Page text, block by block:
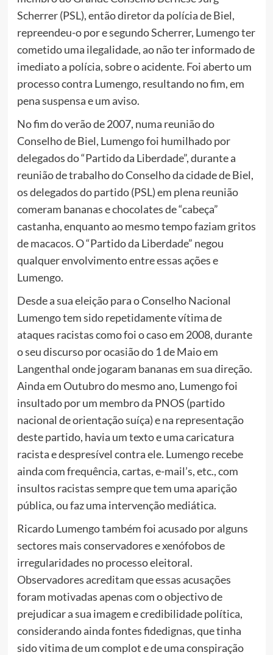
Scherrer (PSL), então diretor da polícia de Biel,
repreendeu-o por e segundo Scherrer, Lumengo ter
cometido uma ilegalidade, ao não ter informado de
imediato a polícia, sobre o acidente. Foi aberto um
processo contra Lumengo, resultando no fim, em
pena suspensa e um aviso.
No fim do verão de 2007, numa reunião do
Conselho de Biel, Lumengo foi humilhado por
delegados do “Partido da Liberdade”, durante a
reunião de trabalho do Conselho da cidade de Biel,
os delegados do partido (PSL) em plena reunião
comeram bananas e chocolates de “cabeça”
castanha, enquanto ao mesmo tempo faziam gritos
de macacos. O “Partido da Liberdade” negou
qualquer envolvimento entre essas ações e
Lumengo.
Desde a sua eleição para o Conselho Nacional
Lumengo tem sido repetidamente vítima de
ataques racistas como foi o caso em 2008, durante
o seu discurso por ocasião do 1 de Maio em
Langenthal onde jogaram bananas em sua direção.
Ainda em Outubro do mesmo ano, Lumengo foi
insultado por um membro da PNOS (partido
nacional de orientação suíça) e na representação
deste partido, havia um texto e uma caricatura
racista e despresível contra ele. Lumengo recebe
ainda com frequência, cartas, e-mail’s, etc., com
insultos racistas sempre que tem uma aparição
pública, ou faz uma intervenção mediática.
Ricardo Lumengo também foi acusado por alguns
sectores mais conservadores e xenófobos de
irregularidades no processo eleitoral.
Observadores acreditam que essas acusações
foram motivadas apenas com o objectivo de
prejudicar a sua imagem e credibilidade política,
considerando ainda fontes fidedignas, que tinha
sido vitima de um complot e de uma conspiração